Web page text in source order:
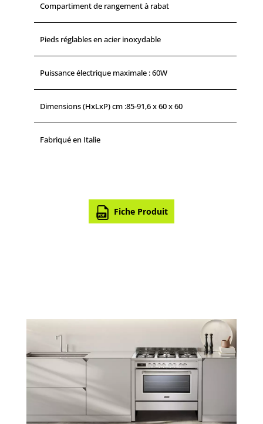
Compartiment de rangement à rabat
Pieds réglables en acier inoxydable
Puissance électrique maximale : 60W
Dimensions (HxLxP) cm :85-91,6 x 60 x 60
Fabriqué en Italie
Fiche Produit